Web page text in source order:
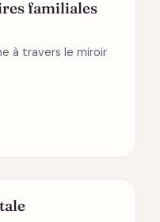
familiales
à travers le miroir